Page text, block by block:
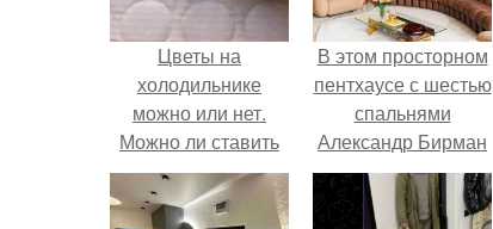
Цветы на
холодильнике
можно или нет.
Можно ли ставить
цветы на
холодильник?
В этом просторном
пентхаусе с шестью
спальнями
Александр Бирман
живет со своей
семьей.